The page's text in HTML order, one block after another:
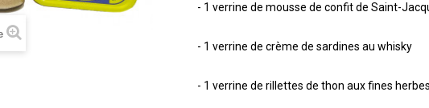
- 1 verrine de mousse de confit de Saint-
- 1 verrine de crème de sardines au whisky
- 1 verrine de rillettes de thon aux fines